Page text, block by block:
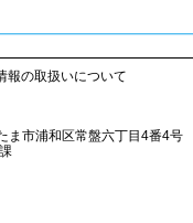
報の取扱いについて
ま市浦和区常盤六丁目4番4号